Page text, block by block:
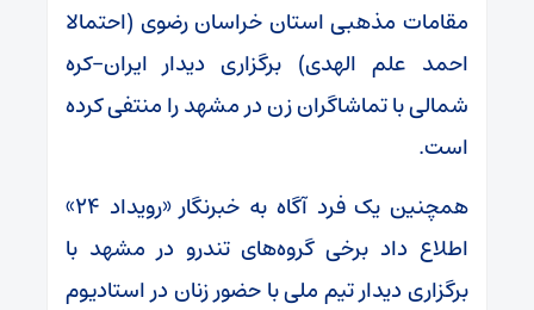
مقامات مذهبی استان خراسان رضوی (احتمالا
احمد علم الهدی) برگزاری دیدار ایران-کره
شمالی با تماشاگران زن در مشهد را منتفی کرده
است.
همچنین یک فرد آگاه به خبرنگار «رویداد ۲۴»
اطلاع داد برخی گروه‌های تندرو در مشهد با
برگزاری دیدار تیم ملی با حضور زنان در استادیوم